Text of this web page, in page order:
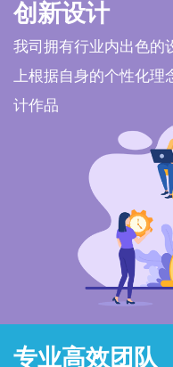
创新设计
我司拥有行业内出色的
上根据自身的个性化理
计作品
专业高效团队